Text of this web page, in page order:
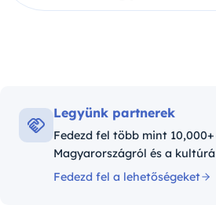
Legyünk partnerek
Fedezd fel több mint
Magyarországról és a
Fedezd fel a lehetőségeket